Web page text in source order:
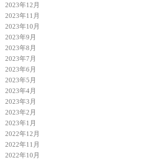
2023年12月
2023年11月
2023年10月
2023年9月
2023年8月
2023年7月
2023年6月
2023年5月
2023年4月
2023年3月
2023年2月
2023年1月
2022年12月
2022年11月
2022年10月